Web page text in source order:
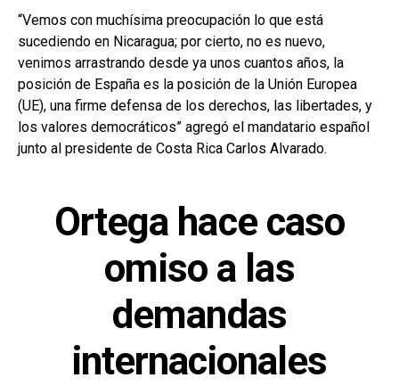
“Vemos con muchísima preocupación lo que está
sucediendo en Nicaragua; por cierto, no es nuevo,
venimos arrastrando desde ya unos cuantos años, la
posición de España es la posición de la Unión Europea
(UE), una firme defensa de los derechos, las libertades, y
los valores democráticos” agregó el mandatario español
junto al presidente de Costa Rica Carlos Alvarado.
Ortega hace caso
omiso a las
demandas
internacionales